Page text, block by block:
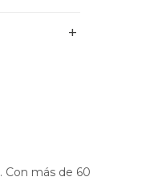
Con más de 60